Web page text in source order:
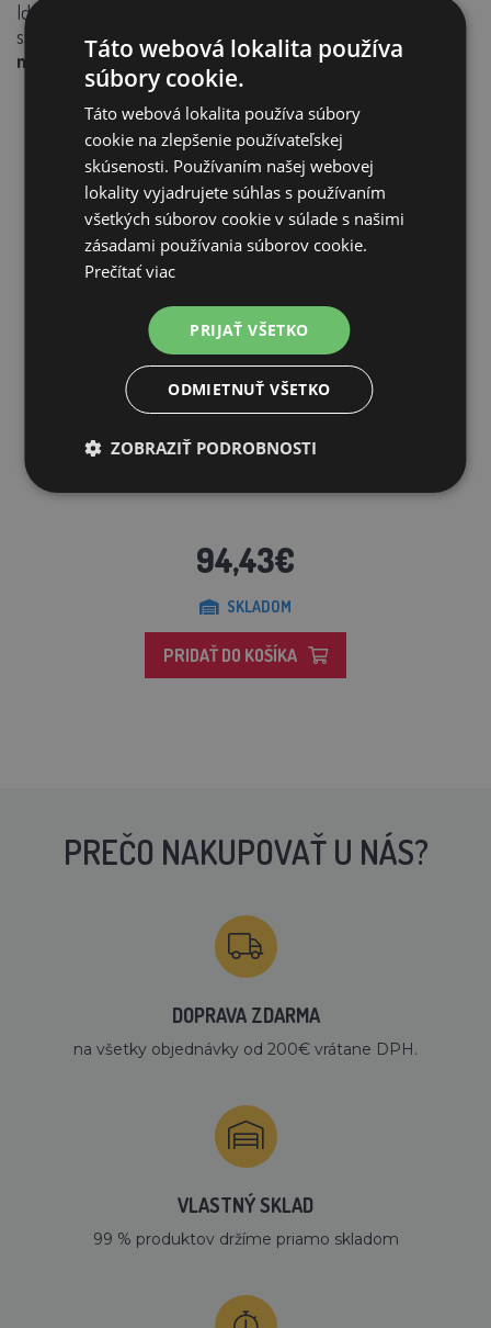
Ideálne pre každého milovníka mačiek, ktorý chce dopriať
svojmu miláčikovi to najlepšie.
Vaša mačka ho bude
milovať!
SÚVISIACE PRODUKTY
94,43€
SKLADOM
PRIDAŤ DO KOŠÍKA
PREČO NAKUPOVAŤ U NÁS?
DOPRAVA ZDARMA
na všetky objednávky od 200€ vrátane DPH.
VLASTNÝ SKLAD
99 % produktov držíme priamo skladom
Táto webová lokalita používa
súbory cookie.
Táto webová lokalita používa súbory
cookie na zlepšenie používateľskej
skúsenosti. Používaním našej webovej
lokality vyjadrujete súhlas s používaním
všetkých súborov cookie v súlade s našimi
zásadami používania súborov cookie.
Prečítať viac
PRIJAŤ VŠETKO
ODMIETNUŤ VŠETKO
ZOBRAZIŤ PODROBNOSTI